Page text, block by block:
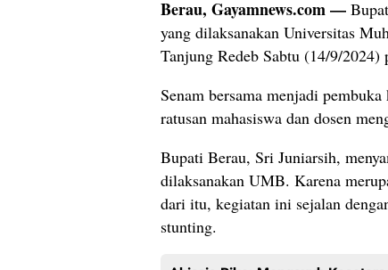
Berau, Gayamnews.com —
yang dilaksanakan Universitas
Tanjung Redeb Sabtu (14/9/2024)
Senam bersama menjadi
ratusan mahasiswa dan dosen
Bupati Berau, Sri Juniarsih,
dilaksanakan UMB. Karena
dari itu, kegiatan ini sejalan
stunting.